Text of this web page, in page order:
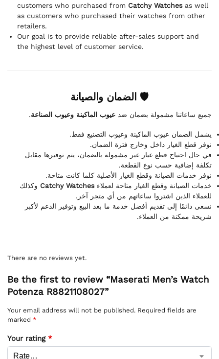
customers who purchased from Catchy Watchesas well
as customers who purchased their watches from other
retailers.
Our goal is to provide reliable after-sales support and
the highest level of customer service.
🛡 الضمان والصيانة
جميع ساعاتنا مشمولة بضمان ضد عيوب الماكينة وعيوب الصناعة.
يشمل الضمان عيوب الماكينة وعيوب التصنيع فقط.
نوفر قطع الغيار داخل وخارج فترة الضمان.
في حال احتياج قطع غيار غير مشمولة بالضمان، يتم توفيرها مقابل
تكلفة إضافية حسب نوع القطعة.
نوفر خدمات الصيانة وقطع الغيار الأصلية كلما كانت متاحة.
خدمات الصيانة وقطع الغيار متاحة لعملاءCatchy Watches وكذلك
للعملاء الذين اشتروا ساعاتهم من أي متجر آخر.
نسعى دائمًا إلى تقديم أفضل خدمة ما بعد البيع وتوفير الدعم لأكبر
شريحة ممكنة من العملاء.
There are no reviews yet.
Be the first to review “Maserati Men’s Watch
Potenza R8821108027”
Your email address will not be published. Required fields are
marked *
Your rating *